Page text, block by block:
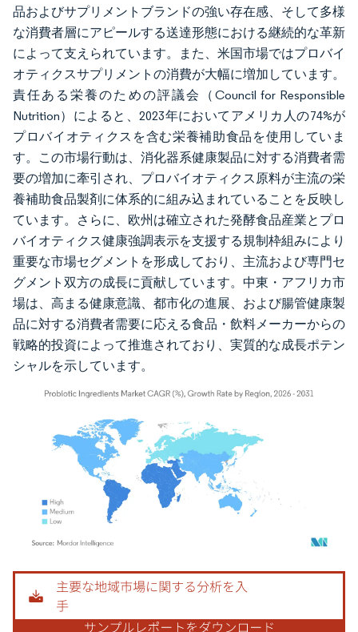
品およびサプリメントブランドの強い存在感、そして多様
な消費者層にアピールする送達形態における継続的な革新
によって支えられています。また、米国市場ではプロバイ
オティクスサプリメントの消費が大幅に増加しています。
責任ある栄養のための評議会（Council for Responsible
Nutrition）によると、2023年においてアメリカ人の74%が
プロバイオティクスを含む栄養補助食品を使用していま
す。この市場行動は、消化器系健康製品に対する消費者需
要の増加に牽引され、プロバイオティクス原料が主流の栄
養補助食品製剤に体系的に組み込まれていることを反映し
ています。さらに、欧州は確立された発酵食品産業とプロ
バイオティクス健康強調表示を支援する規制枠組みにより
重要な市場セグメントを形成しており、主流および専門セ
グメント双方の成長に貢献しています。中東・アフリカ市
場は、高まる健康意識、都市化の進展、および腸管健康製
品に対する消費者需要に応える食品・飲料メーカーからの
戦略的投資によって推進されており、実質的な成長ポテン
シャルを示しています。
画像 © Mordor Intelligence。再利用にはCC BY 4.0の表示が必要です。